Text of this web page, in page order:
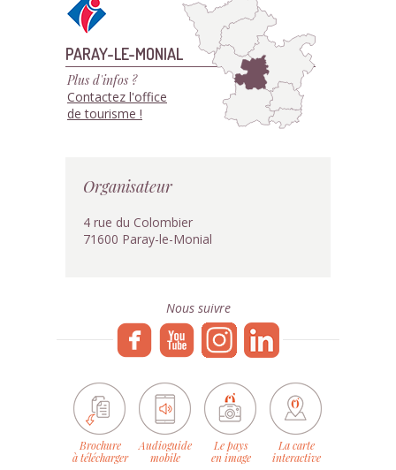
PARAY-LE-MONIAL
Plus d'infos ?
Contactez l'office
de tourisme !
Organisateur
4 rue du Colombier
71600 Paray-le-Monial
Nous suivre
Brochure
à télécharger
Audioguide
mobile
Le pays
en image
La carte
interactive